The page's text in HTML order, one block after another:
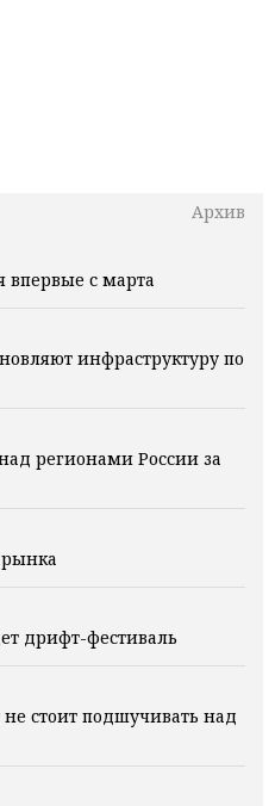
Архив
впервые с марта
инфраструктуру по
регионами России за
дрифт-фестиваль
стоит подшучивать над